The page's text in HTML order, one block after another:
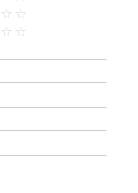
3
4
3
4